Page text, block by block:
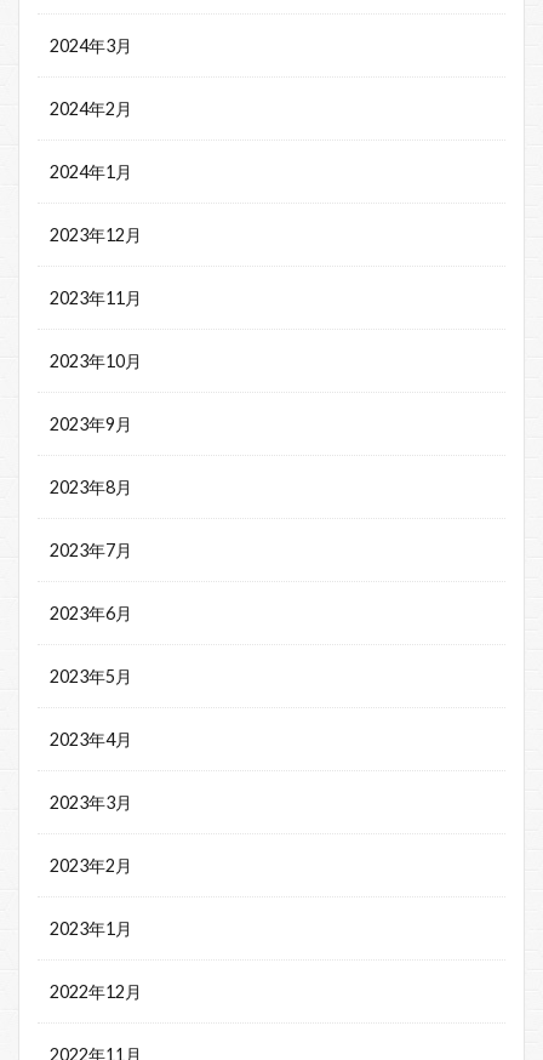
2024年3月
2024年2月
2024年1月
2023年12月
2023年11月
2023年10月
2023年9月
2023年8月
2023年7月
2023年6月
2023年5月
2023年4月
2023年3月
2023年2月
2023年1月
2022年12月
2022年11月